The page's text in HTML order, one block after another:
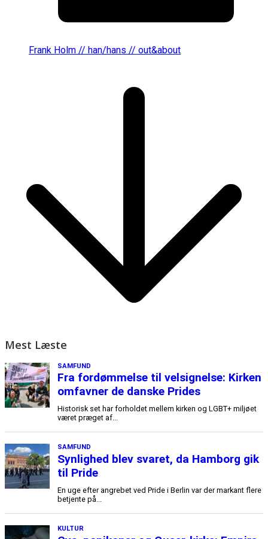
Frank Holm // han/hans // out&about
Mest Læste